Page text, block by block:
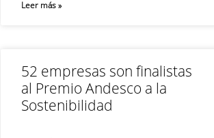
Leer más »
52 empresas son finalistas
al Premio Andesco a la
Sostenibilidad